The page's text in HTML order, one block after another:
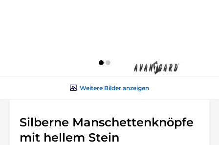
Weitere Bilder anzeigen
Silberne Manschettenknöpfe
mit hellem Stein